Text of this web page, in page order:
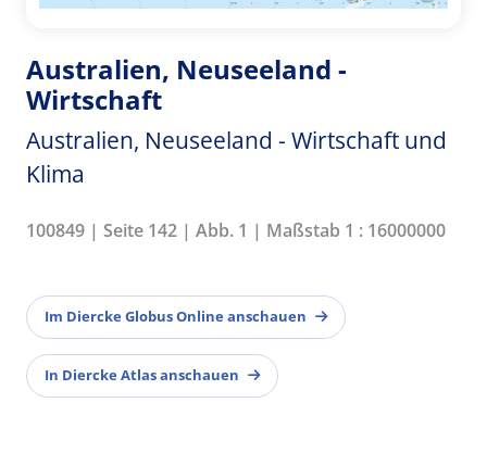
Australien, Neuseeland -
Wirtschaft
Australien, Neuseeland - Wirtschaft und
Klima
100849 | Seite 142 | Abb. 1 | Maßstab 1 : 16000000
Im Diercke Globus Online anschauen
In Diercke Atlas anschauen